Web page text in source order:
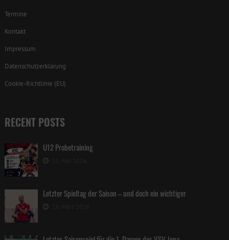
Termine
Kontakt
Impressum
Datenschutzerklärung
Cookie-Richtlinie (EU)
RECENT POSTS
U12 Probetraining
Letzter Spieltag der Saison – und doch ein wichtiger